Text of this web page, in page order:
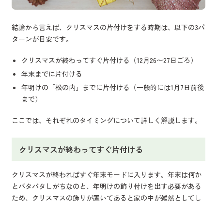
結論から言えば、クリスマスの片付けをする時期は、以下の3パ
ターンが目安です。
クリスマスが終わってすぐ片付ける（12月26〜27日ごろ）
年末までに片付ける
年明けの「松の内」までに片付ける（一般的には1月7日前後
まで）
ここでは、それぞれのタイミングについて詳しく解説します。
クリスマスが終わってすぐ片付ける
クリスマスが終わればすぐ年末モードに入ります。年末は何か
とバタバタしがちなのと、年明けの飾り付けを出す必要がある
ため、クリスマスの飾りが置いてあると家の中が雑然としてし